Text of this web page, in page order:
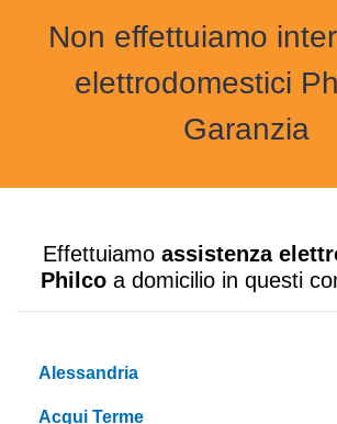
Non effettuiamo
elettrodomestici
Garanzia
Effettuiamo assistenza
Philcoa domicilio in questi
Alessandria
Acqui Terme